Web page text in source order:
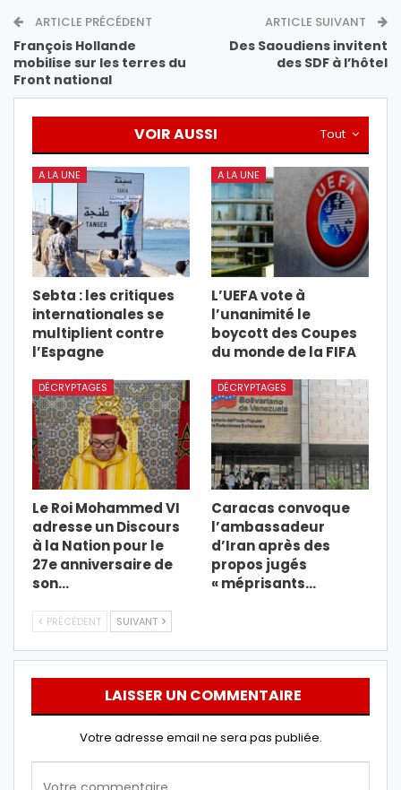
ARTICLE PRÉCÉDENT
François Hollande
mobilise sur les terres du
Front national
ARTICLE SUIVANT
Des Saoudiens invitent
des SDF à l’hôtel
Tout
VOIR AUSSI
A LA UNE
Sebta : les critiques
internationales se
multiplient contre
l’Espagne
A LA UNE
L’UEFA vote à
l’unanimité le
boycott des Coupes
du monde de la FIFA
DÉCRYPTAGES
Le Roi Mohammed VI
adresse un Discours
à la Nation pour le
27e anniversaire de
son…
DÉCRYPTAGES
Caracas convoque
l’ambassadeur
d’Iran après des
propos jugés
« méprisants…
PRÉCÉDENT SUIVANT
LAISSER UN COMMENTAIRE
Votre adresse email ne sera pas publiée.